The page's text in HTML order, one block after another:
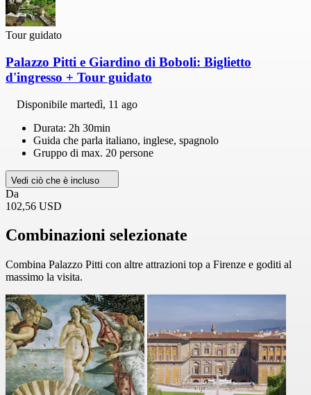
Tour guidato
Palazzo Pitti e Giardino di Boboli: Biglietto
d'ingresso + Tour guidato
Disponibile martedì, 11 ago
Durata: 2h 30min
Guida che parla italiano, inglese, spagnolo
Gruppo di max. 20 persone
Vedi ciò che è incluso
Da
102,56 USD
Combinazioni selezionate
Combina Palazzo Pitti con altre attrazioni top a Firenze e goditi al
massimo la visita.